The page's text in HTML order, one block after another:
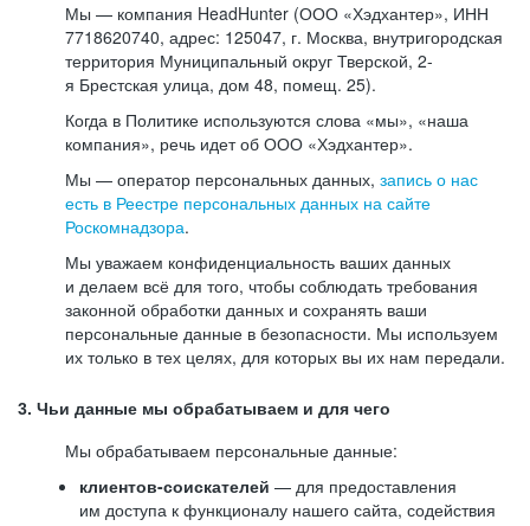
Мы — компания HeadHunter (ООО «Хэдхантер», ИНН
7718620740, адрес: 125047, г. Москва, внутригородская
территория Муниципальный округ Тверской, 2-
я Брестская улица, дом 48, помещ. 25).
Когда в Политике используются слова «мы», «наша
компания», речь идет об ООО «Хэдхантер».
Мы — оператор персональных данных, запись о нас
есть в Реестре персональных данных на сайте
Роскомнадзора.
Мы уважаем конфиденциальность ваших данных
и делаем всё для того, чтобы соблюдать требования
законной обработки данных и сохранять ваши
персональные данные в безопасности. Мы используем
их только в тех целях, для которых вы их нам передали.
3. Чьи данные мы обрабатываем и для чего
Мы обрабатываем персональные данные:
клиентов-соискателей — для предоставления
им доступа к функционалу нашего сайта, содействия